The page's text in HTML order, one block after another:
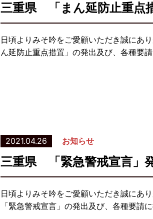
三重県 「まん延防止重点
日頃よりみそ吟をご愛顧いただき誠にあ
ん延防止重点措置」の発出及び、各種要
2021.04.26 お知らせ
三重県 「緊急警戒宣言」
日頃よりみそ吟をご愛顧いただき誠にあ
「緊急警戒宣言」の発出及び、各種要請